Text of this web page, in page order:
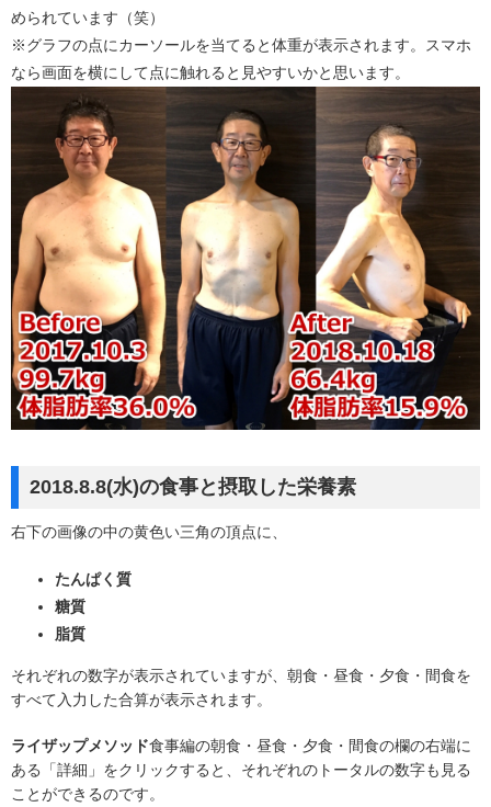
められています（笑）
※グラフの点にカーソールを当てると体重が表示されます。スマホ
なら画面を横にして点に触れると見やすいかと思います。
2018.8.8(水)の食事と摂取した栄養素
右下の画像の中の黄色い三角の頂点に、
たんぱく質
糖質
脂質
それぞれの数字が表示されていますが、朝食・昼食・夕食・間食を
すべて入力した合算が表示されます。
ライザップメソッド食事編の朝食・昼食・夕食・間食の欄の右端に
ある「詳細」をクリックすると、それぞれのトータルの数字も見る
ことができるのです。